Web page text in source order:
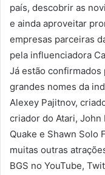
país, descobrir as
e ainda aproveitar
empresas parceiras
pela influenciadora
Já estão confirmados
grandes nomes da
Alexey Pajitnov,
criador do Atari,
Quake e Shawn Solo
muitas outras
BGS no YouTube,